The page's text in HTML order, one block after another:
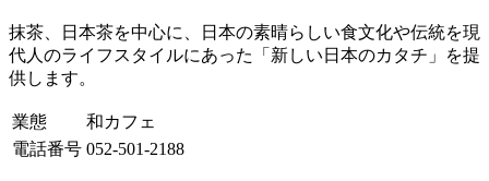
抹茶、日本茶を中心に、日本の素晴らしい食文化や伝統を現
代人のライフスタイルにあった「新しい日本のカタチ」を提
供します。
業態
和カフェ
電話番号 052-501-2188